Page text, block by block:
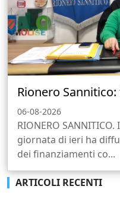
Rionero
06-08-2026
RIONERO
giornata di ieri ha
dei finanziamenti co...
ARTICOLI RECENTI